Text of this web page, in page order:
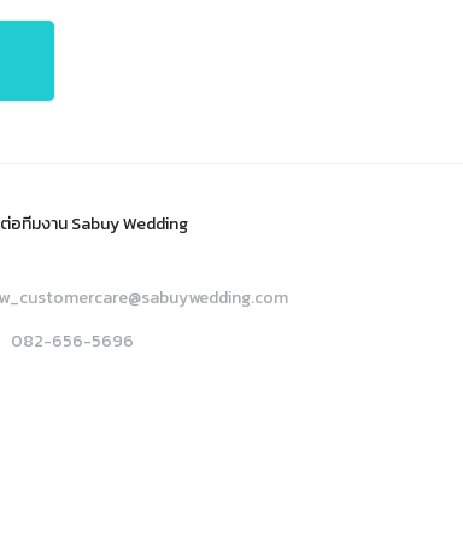
อทีมงาน Sabuy Wedding
082-656-5696